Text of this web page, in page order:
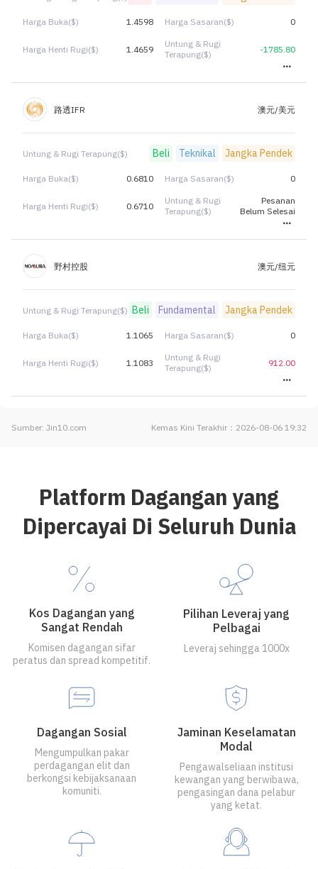
Harga Buka($) 1.4598 Harga Sasaran($) 0
Harga Henti Rugi($) 1.4659
Untung & Rugi
Terapung($)
-1785.80
路透IFR 澳元/美元
Untung & Rugi Terapung($) Beli Teknikal Jangka Pendek
Harga Buka($) 0.6810 Harga Sasaran($) 0
Harga Henti Rugi($) 0.6710
Untung & Rugi
Terapung($)
Pesanan
Belum Selesai
野村控股 澳元/纽元
Untung & Rugi Terapung($) Beli Fundamental Jangka Pendek
Harga Buka($) 1.1065 Harga Sasaran($) 0
Harga Henti Rugi($) 1.1083
Untung & Rugi
Terapung($)
912.00
Sumber: Jin10.com Kemas Kini Terakhir：2026-08-06 19:32
Platform Dagangan yang
Dipercayai Di Seluruh Dunia
Kos Dagangan yang
Sangat Rendah
Komisen dagangan sifar
peratus dan spread kompetitif.
Pilihan Leveraj yang
Pelbagai
Leveraj sehingga 1000x
Dagangan Sosial
Mengumpulkan pakar
perdagangan elit dan
berkongsi kebijaksanaan
komuniti.
Jaminan Keselamatan
Modal
Pengawalseliaan institusi
kewangan yang berwibawa,
pengasingan dana pelabur
yang ketat.